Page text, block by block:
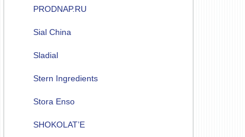
PRODNAP.RU
Sial China
Sladial
Stern Ingredients
Stora Enso
SHOKOLAT’E